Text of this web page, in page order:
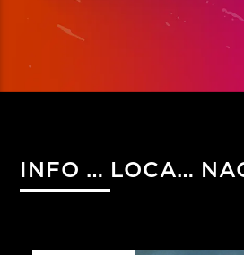
INFO HIST LOCALES